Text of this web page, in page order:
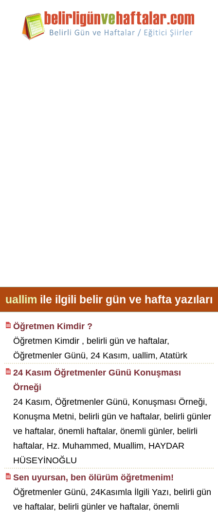
uallim ile ilgili belir gün ve hafta yazıları
Öğretmen Kimdir ?
Öğretmen Kimdir , belirli gün ve haftalar,
Öğretmenler Günü, 24 Kasım, uallim, Atatürk
24 Kasım Öğretmenler Günü Konuşması
Örneği
24 Kasım, Öğretmenler Günü, Konuşması Örneği,
Konuşma Metni, belirli gün ve haftalar, belirli günler
ve haftalar, önemli haftalar, önemli günler, belirli
haftalar, Hz. Muhammed, Muallim, HAYDAR
HÜSEYİNOĞLU
Sen uyursan, ben ölürüm öğretmenim!
Öğretmenler Günü, 24Kasımla İlgili Yazı, belirli gün
ve haftalar, belirli günler ve haftalar, önemli